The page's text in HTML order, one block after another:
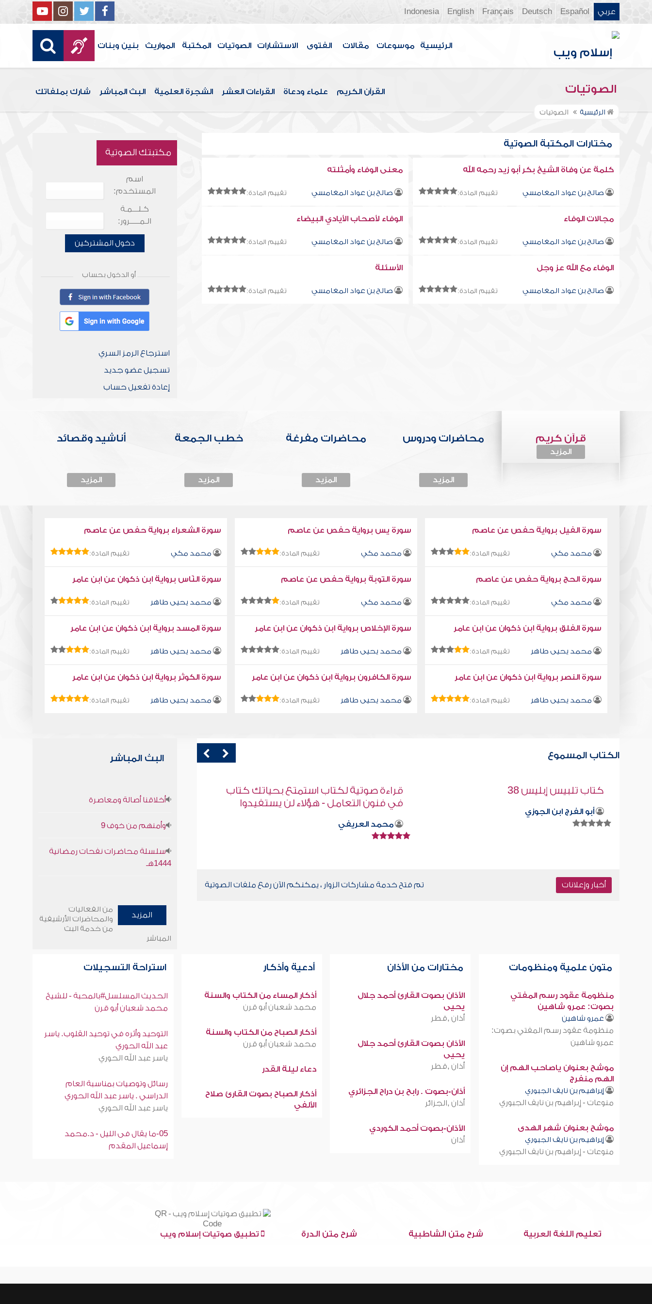
عربي Español
Deutsch
Français
English
Indonesia
الرئيسية موسوعات مقالات الفتوى الاستشارات الصوتيات المكتبة المواريث بنين وبنات
الصوتيات القرآن الكريم علماء ودعاة القراءات العشر الشجرة العلمية البث المباشر شارك بملفاتك
الرئيسية الصوتيات
مختارات المكتبة الصوتية
كلمة عن وفاة الشيخ بكر أبو زيد رحمه الله
صالح بن عواد المغامسي تقييم المادة:
معنى الوفاء وأمثلته
صالح بن عواد المغامسي تقييم المادة:
مجالات الوفاء
صالح بن عواد المغامسي تقييم المادة:
الوفاء لأصحاب الأيادي البيضاء
صالح بن عواد المغامسي تقييم المادة:
الوفاء مع الله عز وجل
صالح بن عواد المغامسي تقييم المادة:
الأسئلة
صالح بن عواد المغامسي تقييم المادة:
مكتبتك الصوتية
اسم
المستخدم:
كـلـــمـة
الـمـــــرور:
دخول المشتركين
أو الدخول بحساب
استرجاع الرمز السري
تسجيل عضو جديد
إعادة تفعيل حساب
قرآن كريم
المزيد
محاضرات ودروس
المزيد
محاضرات مفرغة
المزيد
خطب الجمعة
المزيد
أناشيد وقصائد
المزيد
سورة الفيل برواية حفص عن عاصم
محمد مكي تقييم المادة:
سورة يس برواية حفص عن عاصم
محمد مكي تقييم المادة:
سورة الشعراء برواية حفص عن عاصم
محمد مكي تقييم المادة:
سورة الحج برواية حفص عن عاصم
محمد مكي تقييم المادة:
سورة التوبة برواية حفص عن عاصم
محمد مكي تقييم المادة:
سورة النّاس برواية ابن ذكوان عن ابن عامر
محمد يحيى طاهر تقييم المادة:
سورة الفلق برواية ابن ذكوان عن ابن عامر
محمد يحيى طاهر تقييم المادة:
سورة الإخلاص برواية ابن ذكوان عن ابن عامر
محمد يحيى طاهر تقييم المادة:
سورة المسد برواية ابن ذكوان عن ابن عامر
محمد يحيى طاهر تقييم المادة:
سورة النصر برواية ابن ذكوان عن ابن عامر
محمد يحيى طاهر تقييم المادة:
سورة الكافرون برواية ابن ذكوان عن ابن عامر
محمد يحيى طاهر تقييم المادة:
سورة الكوثر برواية ابن ذكوان عن ابن عامر
محمد يحيى طاهر تقييم المادة:
الكتاب المسموع
قراءة صوتية لكتاب استمتع بحياتك كتاب
محمد العريفي
قراءة صوتية لكتاب استمتع بحياتك كتاب
في فنون التعامل - لماذا نبحث عن المهارات
محمد العريفي
أخبار وإعلانات تم فتح خدمة مشاركات الزوار ، يمكنكم الآن رفع ملفات الصوتية
البث المباشر
أخلاقنا أصالة ومعاصرة
وأمنهم من خوف 9
سلسلة محاضرات نفحات رمضانية
1444هـ
المزيد
من الفعاليات
والمحاضرات الأرشيفية
من خدمة البث
المباشر
متون علمية ومنظومات
منظومة عقود رسم المفتي
بصوت: عمرو شاهين
عمرو شاهين
منظومة عقود رسم المفتي بصوت:
عمرو شاهين
موشح بعنوان ياصاحب الهم إن
الهم منفرج
إبراهيم بن نايف الجبوري
منوعات - إبراهيم بن نايف الجبوري
موشح بعنوان شهر الهدى
إبراهيم بن نايف الجبوري
منوعات - إبراهيم بن نايف الجبوري
مختارات من الأذان
الأذان بصوت القارئ أحمد جلال
يحيى
أذان ,قطر
الأذان بصوت القارئ أحمد جلال
يحيى
أذان ,قطر
أذان-بصوت . رابح بن دراح الجزائري
أذان ,الجزائر
الأذان-بصوت أحمد الكوردي
أذان
أدعية وأذكار
أذكار المساء من الكتاب والسنة
محمد شعبان أبو قرن
أذكار الصباح من الكتاب والسنة
محمد شعبان أبو قرن
دعاء ليلة القدر
أذكار الصباح بصوت القارئ صلاح
الألفي
استراحة التسجيلات
الحديث المسلسل#بالمحبة - للشيخ
محمد شعبان أبو قرن
التوحيد وأثره في توحيد القلوب. ياسر
عبد الله الحوري
ياسر عبد الله الحوري
رسائل وتوصيات بمناسبة العام
الدراسي . ياسر عبد الله الحوري
ياسر عبد الله الحوري
05-ما يقال فى الليل - د.محمد
إسماعيل المقدم
تعليم اللغة العربية شرح متن الشاطبية شرح متن الدرة تطبيق صوتيات إسلام ويب